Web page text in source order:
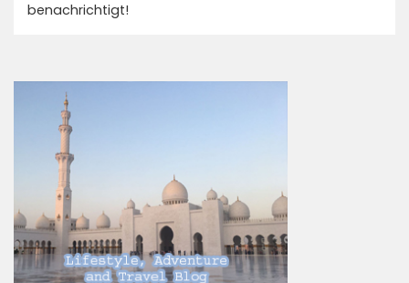
benachrichtigt!